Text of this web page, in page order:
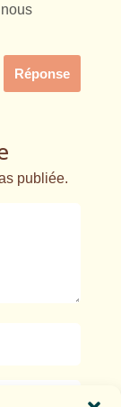
Réponse
publiée.